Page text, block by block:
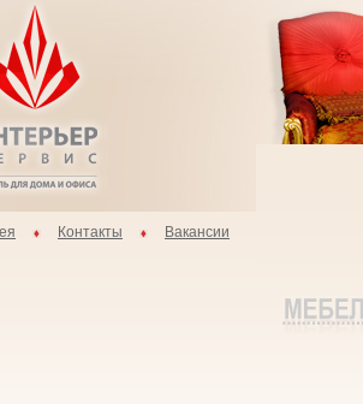
Контакты Вакансии